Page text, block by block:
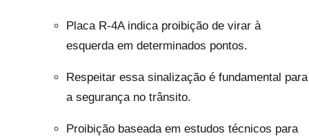
Placa R-4A indica proibição de virar à
esquerda em determinados pontos.
Respeitar essa sinalização é fundamental para
a segurança no trânsito.
Proibição baseada em estudos técnicos para